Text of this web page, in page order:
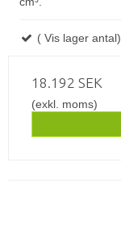
( Vis lager antal)
18.192 SEK
(exkl. moms)